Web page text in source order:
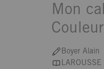
Mon
Boyer Alain
LAROUSSE